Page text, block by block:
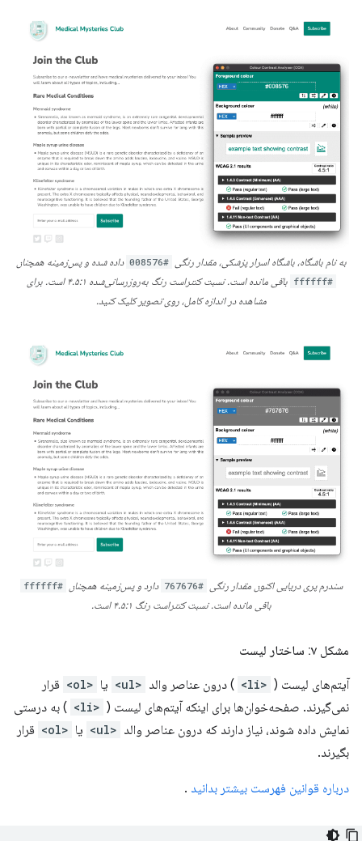
به نام باشگاه، باشگاه اسرار پزشکی، مقدار رنگی #008576 داده شده و پس‌زمینه همچنان
#ffffff
باقی مانده است. نسبت کنتراست رنگ به‌روزرسانی‌شده ۴.۵:۱ است. برای
مشاهده در اندازه کامل، روی تصویر کلیک کنید.
سندرم پری دریایی اکنون مقدار رنگی #767676 دارد و پس‌زمینه همچنان #ffffff
باقی مانده است. نسبت کنتراست رنگ ۴.۵:۱ است.
مشکل ۷: ساختار لیست
آیتم‌های لیست ( <li> ) درون عناصر والد <ul> یا <ol>
قرار
نمی‌گیرند. صفحه‌خوان‌ها برای اینکه آیتم‌های لیست ( <li>
) به درستی
نمایش داده شوند، نیاز دارند که درون عناصر والد <ul> یا <ol>
قرار
بگیرند.
درباره قوانین فهرست بیشتر بدانید .